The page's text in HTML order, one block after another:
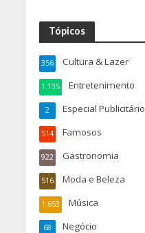
Tópicos
Cultura & Lazer
356
Entretenimento
1.135
Especial Publicitário
2
Famosos
514
Gastronomia
922
Moda e Beleza
516
Música
1.653
Negócio
68